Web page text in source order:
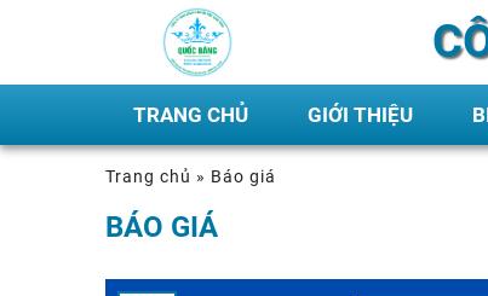
TRANG CHỦ GIỚI THIỆU
Trang chủ » Báo giá
BÁO GIÁ